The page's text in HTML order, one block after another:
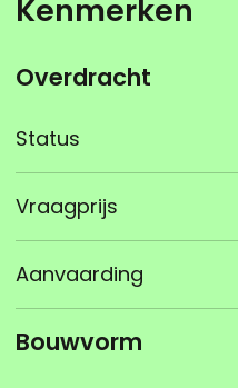
Kenmerken
Overdracht
Status
Vraagprijs
Aanvaarding
Bouwvorm